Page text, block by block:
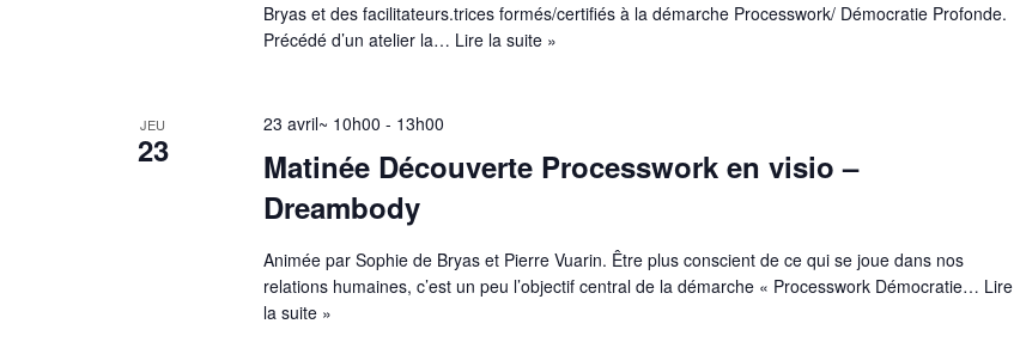
Bryas et des facilitateurs.trices formés/certifiés à la démarche Processwork/ Démocratie Profonde.
Précédé d’un atelier la… Lire la suite »
JEU
23
23 avril~ 10h00 - 13h00
Matinée Découverte Processwork en visio –
Dreambody
Animée par Sophie de Bryas et Pierre Vuarin. Être plus conscient de ce qui se joue dans nos
relations humaines, c’est un peu l’objectif central de la démarche « Processwork Démocratie… Lire
la suite »